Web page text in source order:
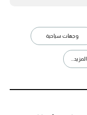
وجهات سياحية
المزيد...